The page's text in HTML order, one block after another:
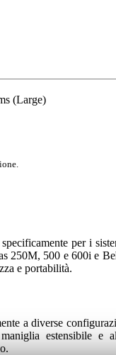
(Large)
per i
250M, 500 e 600i e
e portabilità.
a diverse
estensibile e